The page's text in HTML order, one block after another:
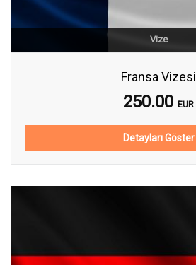
Vize
Fransa Vizesi
250.00 EUR
Detayları Göster